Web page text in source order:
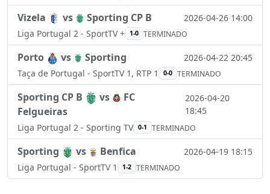
Vizela vs Sporting CP B
2026-04-26 14:00
Liga Portugal 2 - SportTV + 1-0 TERMINADO
Porto vs Sporting
2026-04-22 20:45
Taça de Portugal - SportTV 1, RTP 1
0-0 TERMINADO
Sporting CP B vs
FC
Felgueiras
2026-04-20
18:45
Liga Portugal 2 - Sporting TV 0-1 TERMINADO
Sporting vs Benfica
2026-04-19 18:15
Liga Portugal - SportTV 1
1-2 TERMINADO